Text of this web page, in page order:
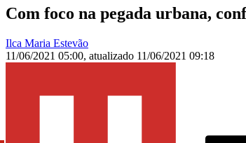
Com foco na pegada urbana,
Ilca Maria Estevão
11/06/2021 05:00, atualizado 11/06/2021 09:18